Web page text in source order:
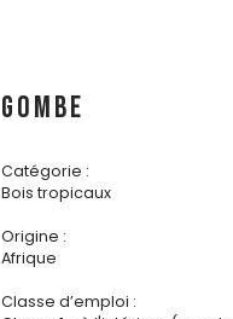
GOMBE
Catégorie :
Bois tropicaux
Origine :
Afrique
Classe d’emploi :